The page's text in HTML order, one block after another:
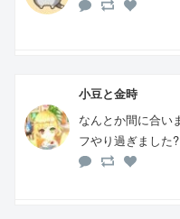
小豆と金時
なんとか間に合い
フやり過ぎました?